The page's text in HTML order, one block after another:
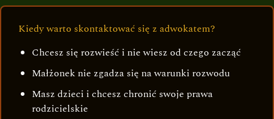
Kiedy warto skontaktować się z adwokatem?
Chcesz się rozwieść i nie wiesz od czego zacząć
Małżonek nie zgadza się na warunki rozwodu
Masz dzieci i chcesz chronić swoje prawa
rodzicielskie